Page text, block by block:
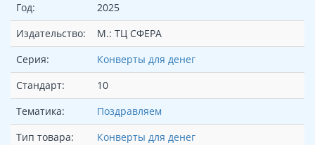
Год:
2025
Издательство:
М.: ТЦ СФЕРА
Серия:
Конверты для денег
Стандарт:
10
Тематика:
Поздравляем
Тип товара:
Конверты для денег